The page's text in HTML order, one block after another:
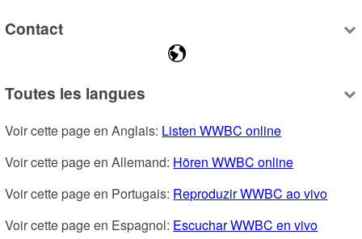
Contact
Toutes les langues
Voir cette page en Anglais: Listen WWBC online
Voir cette page en Allemand: Hören WWBC online
Voir cette page en Portugais: Reproduzir WWBC ao vivo
Voir cette page en Espagnol: Escuchar WWBC en vivo